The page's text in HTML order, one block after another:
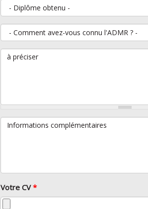
Diplôme obtenu
Comment avez-vous connu l'ADMR ?
à préciser
Informations complémentaires
Votre CV*